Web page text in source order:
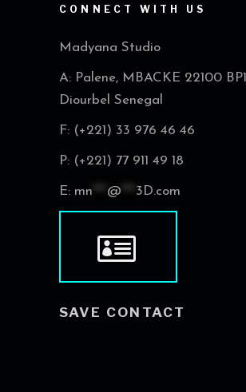
CONNECT WITH US
Madyana Studio
A: Palene, MBACKE 22100
Diourbel Senegal
F: (+221) 33 976 46 46
P: (+221) 77 911 49 18
E: mn *** @ *** 3D.com
SAVE CONTACT